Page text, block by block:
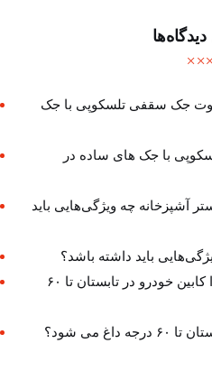
جک سقفی تلسکوپی با جک
با جک های ساده در
آشپزخانه چه ویژگی‌هایی باید
باید داشته باشد؟
چرا کابین خودرو در تابستان تا ۶۰
می شود؟